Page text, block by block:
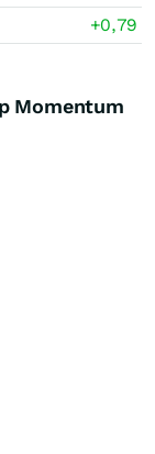
+0,79
Momentum